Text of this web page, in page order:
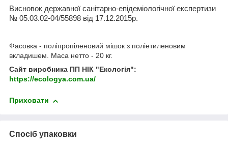
Висновок державної санітарно-епідеміологічної експертизи
№ 05.03.02-04/55898 від 17.12.2015р.
Фасовка - поліпропіленовий мішок з поліетиленовим
вкладишем. Маса нетто - 20 кг.
Сайт виробника ПП НІК "Екологія":
https://ecologya.com.ua/
Приховати
Спосіб упаковки